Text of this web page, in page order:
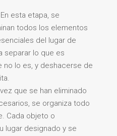
En esta etapa, se
todos los elementos
del lugar de
separar lo que es
no lo es, y deshacerse de
que se han eliminado
se organiza todo
Cada objeto o
lugar designado y se